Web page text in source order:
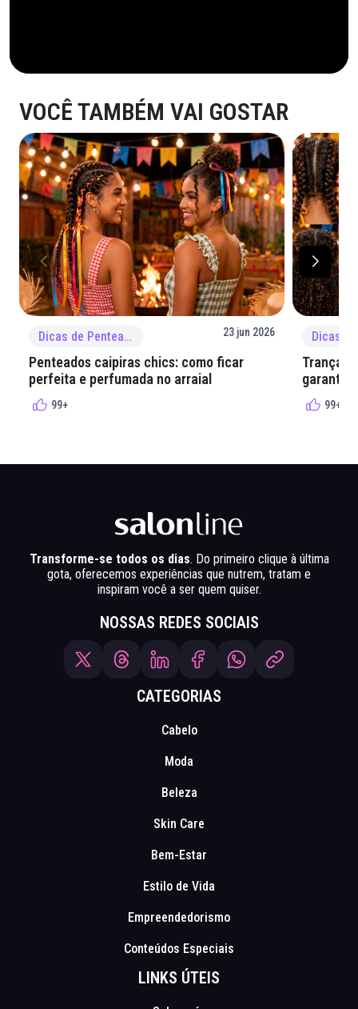
VOCÊ TAMBÉM VAI GOSTAR
Dicas de Penteado 23 jun 2026
Penteados caipiras chics: como ficar
perfeita e perfumada no arraial
99+
Tranças
garantir
99+
Transforme-se todos os dias. Do primeiro clique à última
gota, oferecemos experiências que nutrem, tratam e
inspiram você a ser quem quiser.
NOSSAS REDES SOCIAIS
CATEGORIAS
Cabelo
Moda
Beleza
Skin Care
Bem-Estar
Estilo de Vida
Empreendedorismo
Conteúdos Especiais
LINKS ÚTEIS